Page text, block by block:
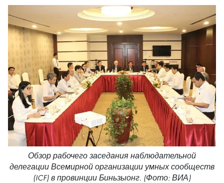
Обзор рабочего заседания наблюдательной
делегации Всемирной организации умных сообществ
(ICF) в провинции Биньзыонг. (Фото: ВИА)